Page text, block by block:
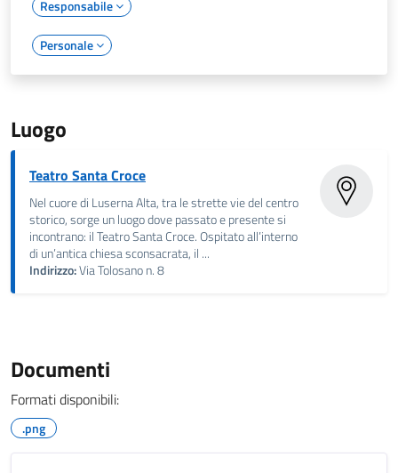
Responsabile
Personale
Luogo
Teatro Santa Croce
Nel cuore di Luserna Alta, tra le strette vie del centro
storico, sorge un luogo dove passato e presente si
incontrano: il Teatro Santa Croce. Ospitato all’interno
di un’antica chiesa sconsacrata, il ...
Indirizzo:Via Tolosano n. 8
Documenti
Formati disponibili:
.png